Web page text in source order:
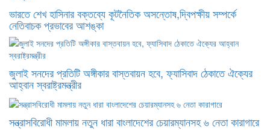
ভারতে শেখ হাসিনার বক্তব্যে কূটনৈতিক অসন্তোষ,দ্বিপক্ষীয় সম্পর্কে
নেতিবাচক প্রভাবের আশঙ্কা
জুলাই সনদের প্রতিটি অঙ্গীকার বাস্তবায়ন হবে, ফ্যাসিবাদ ঠেকাতে ঐক্যের
আহ্বান স্বরাষ্ট্রমন্ত্রীর
সন্ত্রাসবিরোধী মামলায় নতুন ধারা বাংলাদেশের চেয়ারম্যানসহ ৬ নেতা কারাগারে